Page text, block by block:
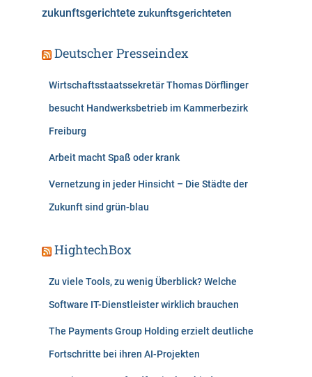
zukunftsgerichtete zukunftsgerichteten
Deutscher Presseindex
Wirtschaftsstaatssekretär Thomas Dörflinger
besucht Handwerksbetrieb im Kammerbezirk
Freiburg
Arbeit macht Spaß oder krank
Vernetzung in jeder Hinsicht – Die Städte der
Zukunft sind grün-blau
HightechBox
Zu viele Tools, zu wenig Überblick? Welche
Software IT-Dienstleister wirklich brauchen
The Payments Group Holding erzielt deutliche
Fortschritte bei ihren AI-Projekten